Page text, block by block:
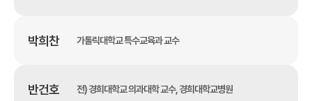
박희찬 가톨릭대학교 특수교육과 교수
반건호 전) 경희대학교 의과대학 교수, 경희대학교병원